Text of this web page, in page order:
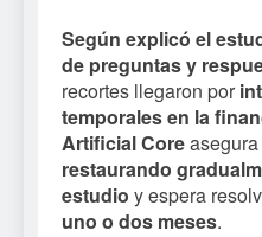
Según explicó el
de preguntas y
recortes llegaron por
temporales en la
Artificial Core
restaurando
estudio y espera
uno o dos meses.